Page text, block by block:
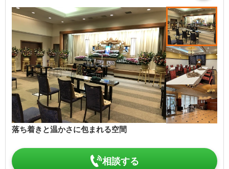
落ち着きと温かさに包まれる空間
相談する